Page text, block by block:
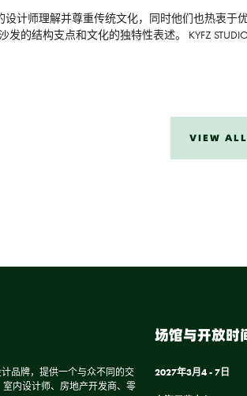
设计师理解并尊重传统文化，同时他们也热衷
的结构支点和文化的独特性表述。 KYFZ
VIEW
品牌，提供一个与众不同的交
内设计师、房地产开发商、零
场馆与开放时
2027年3月4 - 7日